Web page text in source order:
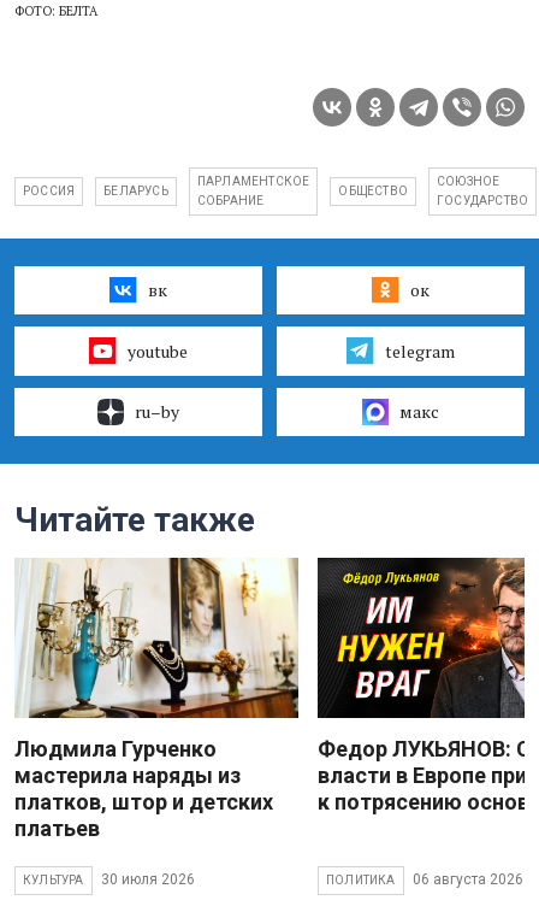
ФОТО: БЕЛТА
РОССИЯ БЕЛАРУСЬ
ПАРЛАМЕНТСКОЕ
СОБРАНИЕ
ОБЩЕСТВО
СОЮЗНОЕ
ГОСУДАРСТВО
вк ок
youtube telegram
ru–by макс
Читайте также
Людмила Гурченко
мастерила наряды из
платков, штор и детских
платьев
КУЛЬТУРА 30 июля 2026
Федор ЛУКЬЯНОВ:
власти в Европе
к потрясению основ
ПОЛИТИКА 06 августа 2026